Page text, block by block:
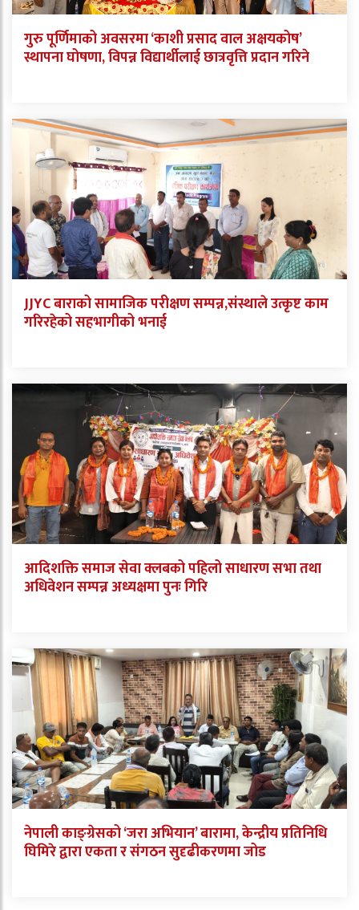
गुरु पूर्णिमाको अवसरमा ‘काशी प्रसाद वाल अक्षयकोष’
स्थापना घोषणा, विपन्न विद्यार्थीलाई छात्रवृत्ति प्रदान गरिने
JJYC बाराको सामाजिक परीक्षण सम्पन्न,संस्थाले उत्कृष्ट काम
गरिरहेको सहभागीको भनाई
आदिशक्ति समाज सेवा क्लबको पहिलो साधारण सभा तथा
अधिवेशन सम्पन्न अध्यक्षमा पुनः गिरि
नेपाली काङ्ग्रेसको ‘जरा अभियान’ बारामा, केन्द्रीय प्रतिनिधि
घिमिरे द्वारा एकता र संगठन सुदृढीकरणमा जोड